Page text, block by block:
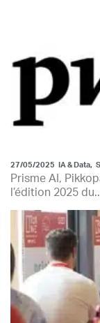
27/05/2025 IA & Data,
Prisme AI,
l’édition 2025